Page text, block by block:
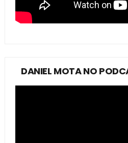
DANIEL MOTA NO